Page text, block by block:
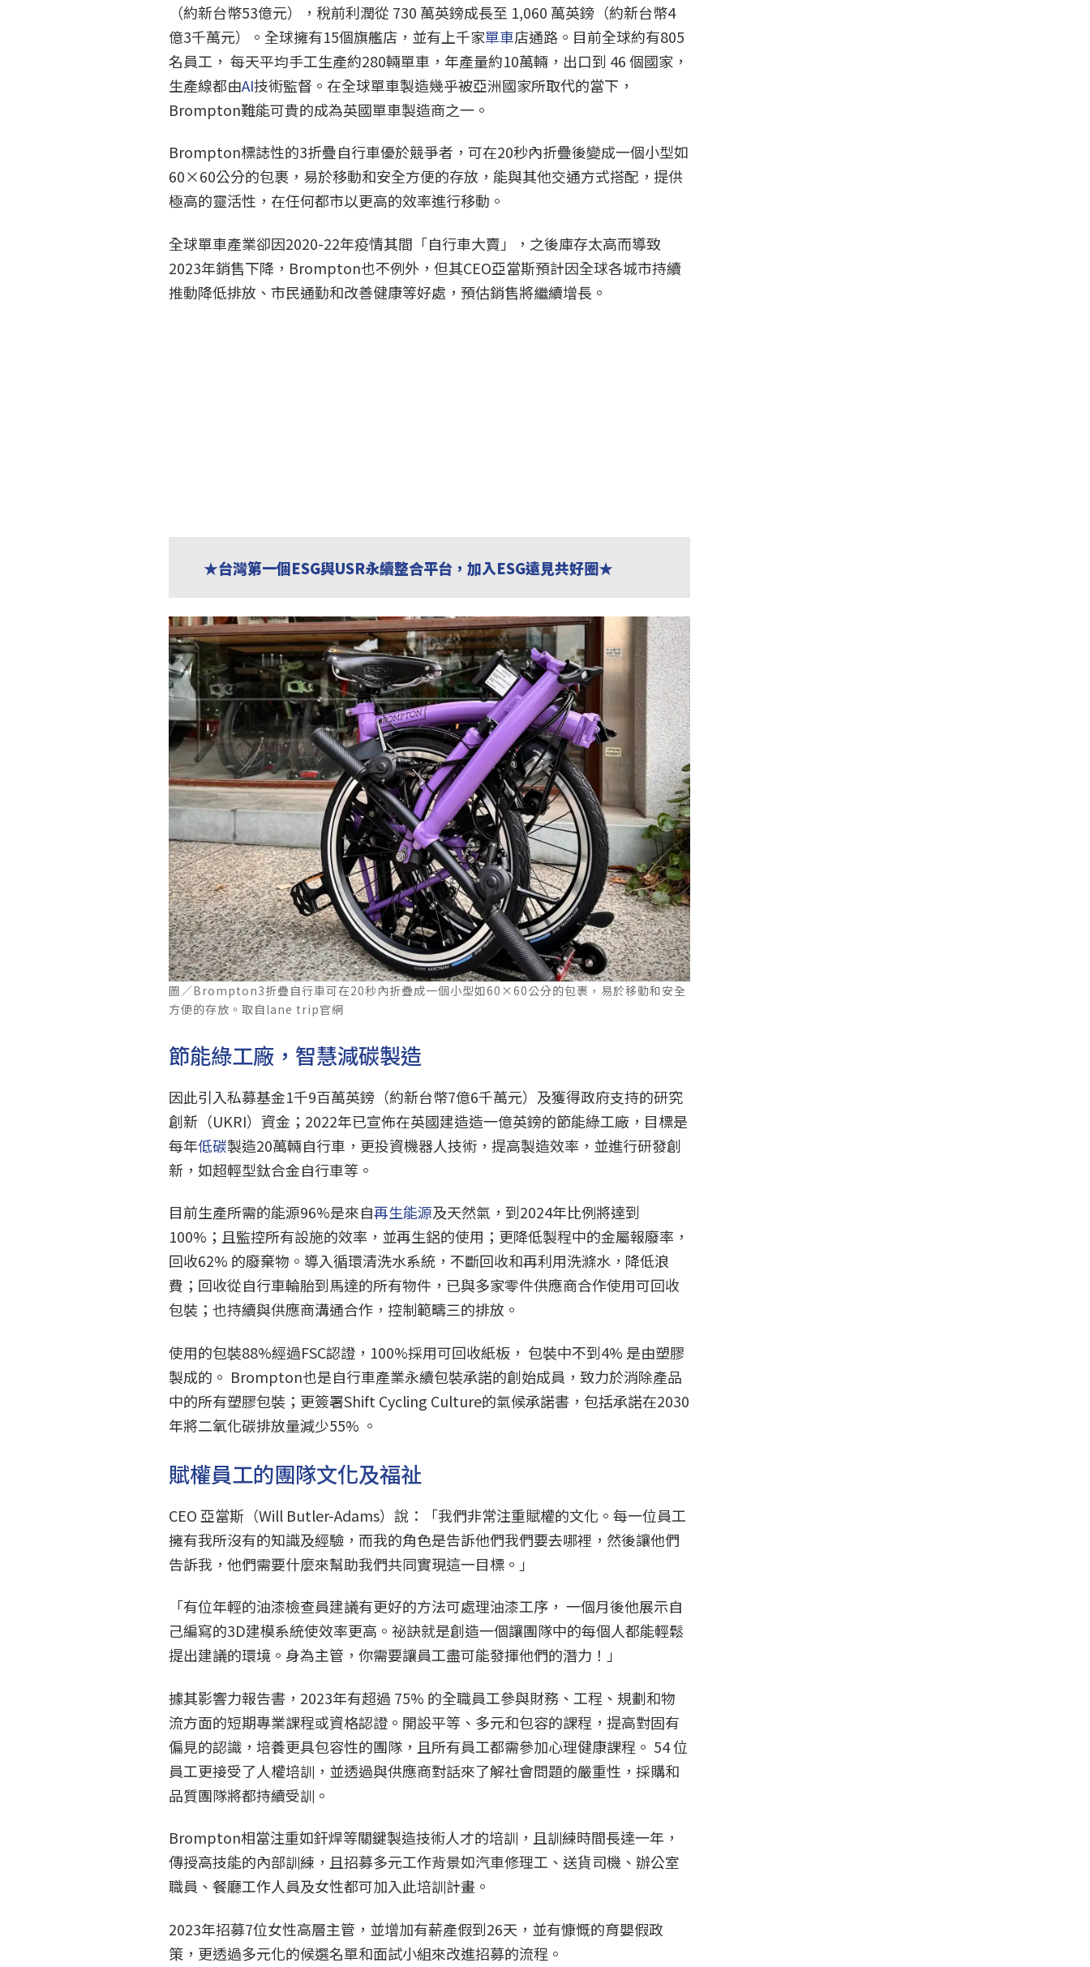
（約新台幣53億元），稅前利潤從 730 萬英鎊成長至 1,060 萬英鎊（約新台幣4
億3千萬元）。全球擁有15個旗艦店，並有上千家單車店通路。目前全球約有805
名員工， 每天平均手工生產約280輛單車，年產量約10萬輛，出口到 46 個國家，
生產線都由AI技術監督。在全球單車製造幾乎被亞洲國家所取代的當下，
Brompton難能可貴的成為英國單車製造商之一。
Brompton標誌性的3折疊自行車優於競爭者，可在20秒內折疊後變成一個小型如
60×60公分的包裹，易於移動和安全方便的存放，能與其他交通方式搭配，提供
極高的靈活性，在任何都市以更高的效率進行移動。
全球單車產業卻因2020-22年疫情其間「自行車大賣」，之後庫存太高而導致
2023年銷售下降，Brompton也不例外，但其CEO亞當斯預計因全球各城市持續
推動降低排放、市民通勤和改善健康等好處，預估銷售將繼續增長。
★台灣第一個ESG與USR永續整合平台，加入ESG遠見共好圈★
圖／Brompton3折疊自行車可在20秒內折疊成一個小型如60×60公分的包裹，易於移動和安全
方便的存放。取自lane trip官網
節能綠工廠，智慧減碳製造
因此引入私募基金1千9百萬英鎊（約新台幣7億6千萬元）及獲得政府支持的研究
創新（UKRI）資金；2022年已宣佈在英國建造造一億英鎊的節能綠工廠，目標是
每年低碳製造20萬輛自行車，更投資機器人技術，提高製造效率，並進行研發創
新，如超輕型鈦合金自行車等。
目前生產所需的能源96%是來自再生能源及天然氣，到2024年比例將達到
100%；且監控所有設施的效率，並再生鋁的使用；更降低製程中的金屬報廢率，
回收62% 的廢棄物。導入循環清洗水系統，不斷回收和再利用洗滌水，降低浪
費；回收從自行車輪胎到馬達的所有物件，已與多家零件供應商合作使用可回收
包裝；也持續與供應商溝通合作，控制範疇三的排放。
使用的包裝88%經過FSC認證，100%採用可回收紙板， 包裝中不到4% 是由塑膠
製成的。 Brompton也是自行車產業永續包裝承諾的創始成員，致力於消除產品
中的所有塑膠包裝；更簽署Shift Cycling Culture的氣候承諾書，包括承諾在2030
年將二氧化碳排放量減少55% 。
賦權員工的團隊文化及福祉
CEO 亞當斯（Will Butler-Adams）說：「我們非常注重賦權的文化。每一位員工
擁有我所沒有的知識及經驗，而我的角色是告訴他們我們要去哪裡，然後讓他們
告訴我，他們需要什麼來幫助我們共同實現這一目標。」
「有位年輕的油漆檢查員建議有更好的方法可處理油漆工序， 一個月後他展示自
己編寫的3D建模系統使效率更高。祕訣就是創造一個讓團隊中的每個人都能輕鬆
提出建議的環境。身為主管，你需要讓員工盡可能發揮他們的潛力！」
據其影響力報告書，2023年有超過 75% 的全職員工參與財務、工程、規劃和物
流方面的短期專業課程或資格認證。開設平等、多元和包容的課程，提高對固有
偏見的認識，培養更具包容性的團隊，且所有員工都需參加心理健康課程。 54 位
員工更接受了人權培訓，並透過與供應商對話來了解社會問題的嚴重性，採購和
品質團隊將都持續受訓。
Brompton相當注重如釬焊等關鍵製造技術人才的培訓，且訓練時間長達一年，
傳授高技能的內部訓練，且招募多元工作背景如汽車修理工、送貨司機、辦公室
職員、餐廳工作人員及女性都可加入此培訓計畫。
2023年招募7位女性高層主管，並增加有薪產假到26天，並有慷慨的育嬰假政
策，更透過多元化的候選名單和面試小組來改進招募的流程。